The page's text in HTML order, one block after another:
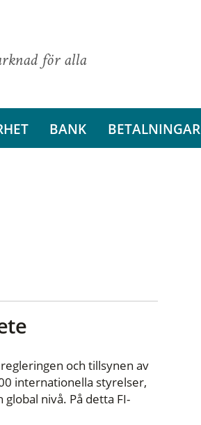
för alla
BANK BETALNINGAR
och tillsynen av
internationella styrelser,
nivå. På detta FI-